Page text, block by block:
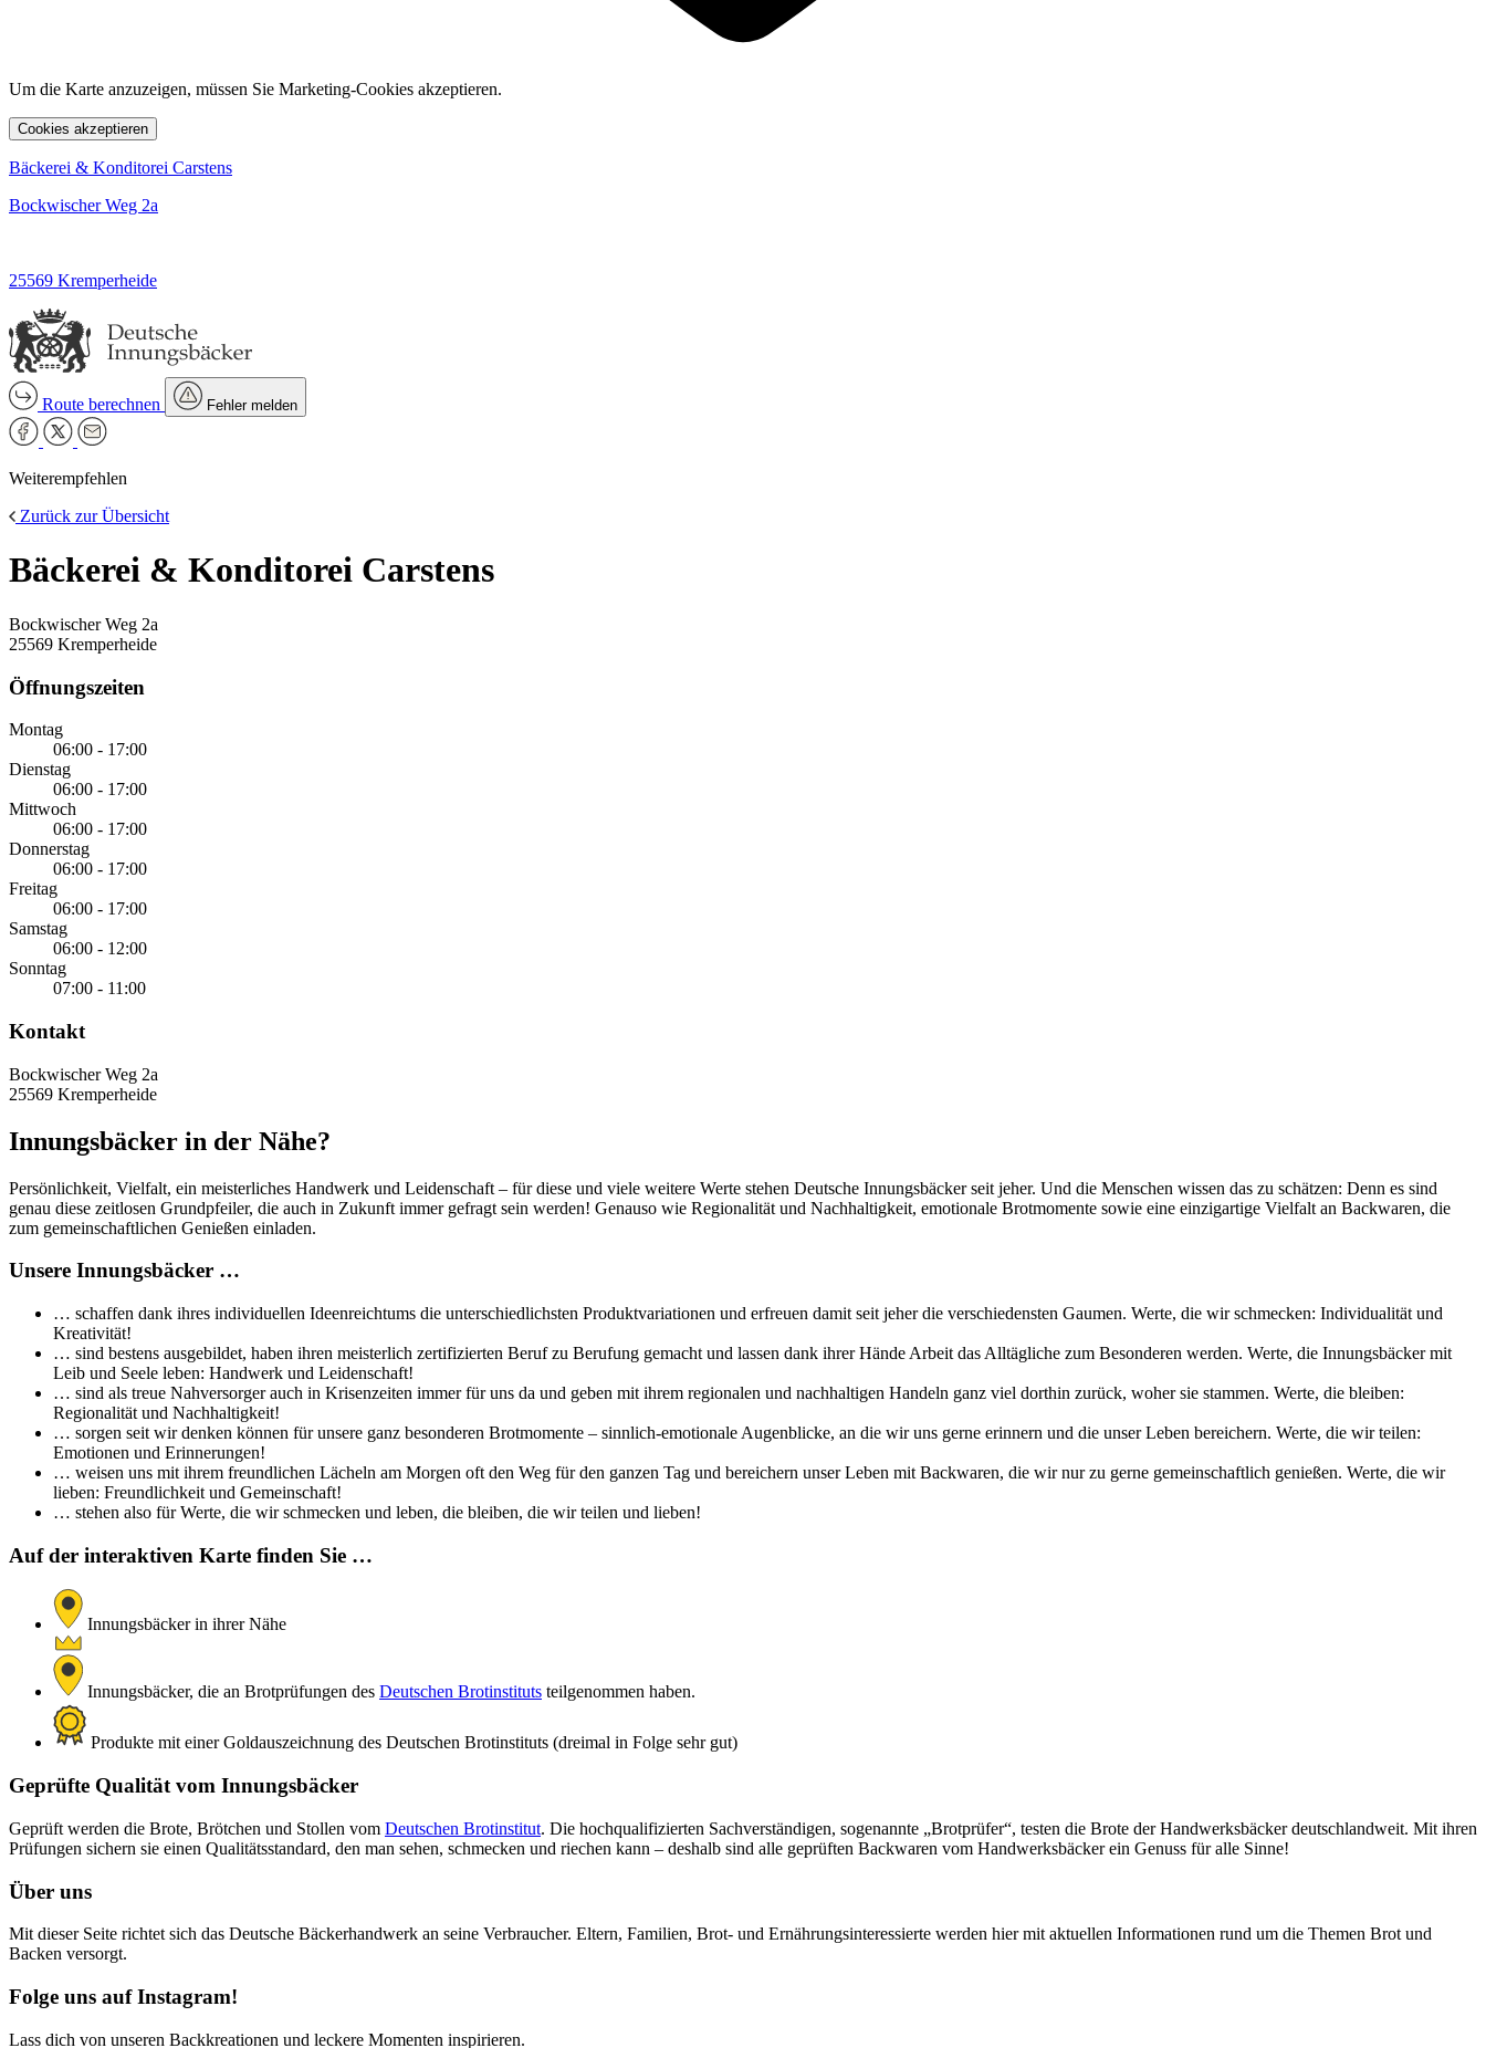
Um die Karte anzuzeigen, müssen Sie Marketing-Cookies akzeptieren.
Cookies akzeptieren
Bäckerei & Konditorei Carstens
Bockwischer Weg 2a
25569 Kremperheide
Route berechnen Fehler melden
Weiterempfehlen
Zurück zur Übersicht
Bäckerei & Konditorei Carstens
Bockwischer Weg 2a
25569 Kremperheide
Öffnungszeiten
Montag
06:00 - 17:00
Dienstag
06:00 - 17:00
Mittwoch
06:00 - 17:00
Donnerstag
06:00 - 17:00
Freitag
06:00 - 17:00
Samstag
06:00 - 12:00
Sonntag
07:00 - 11:00
Kontakt
Bockwischer Weg 2a
25569 Kremperheide
Innungsbäcker in der Nähe?
Persönlichkeit, Vielfalt, ein meisterliches Handwerk und Leidenschaft – für diese und viele weitere Werte stehen Deutsche Innungsbäcker seit jeher. Und die Menschen wissen das zu schätzen: Denn es sind
genau diese zeitlosen Grundpfeiler, die auch in Zukunft immer gefragt sein werden! Genauso wie Regionalität und Nachhaltigkeit, emotionale Brotmomente sowie eine einzigartige Vielfalt an Backwaren, die
zum gemeinschaftlichen Genießen einladen.
Unsere Innungsbäcker …
… schaffen dank ihres individuellen Ideenreichtums die unterschiedlichsten Produktvariationen und erfreuen damit seit jeher die verschiedensten Gaumen. Werte, die wir schmecken: Individualität und
Kreativität!
… sind bestens ausgebildet, haben ihren meisterlich zertifizierten Beruf zu Berufung gemacht und lassen dank ihrer Hände Arbeit das Alltägliche zum Besonderen werden. Werte, die Innungsbäcker mit
Leib und Seele leben: Handwerk und Leidenschaft!
… sind als treue Nahversorger auch in Krisenzeiten immer für uns da und geben mit ihrem regionalen und nachhaltigen Handeln ganz viel dorthin zurück, woher sie stammen. Werte, die bleiben:
Regionalität und Nachhaltigkeit!
… sorgen seit wir denken können für unsere ganz besonderen Brotmomente – sinnlich-emotionale Augenblicke, an die wir uns gerne erinnern und die unser Leben bereichern. Werte, die wir teilen:
Emotionen und Erinnerungen!
… weisen uns mit ihrem freundlichen Lächeln am Morgen oft den Weg für den ganzen Tag und bereichern unser Leben mit Backwaren, die wir nur zu gerne gemeinschaftlich genießen. Werte, die wir
lieben: Freundlichkeit und Gemeinschaft!
… stehen also für Werte, die wir schmecken und leben, die bleiben, die wir teilen und lieben!
Auf der interaktiven Karte finden Sie …
Innungsbäcker in ihrer Nähe
Innungsbäcker, die an Brotprüfungen des Deutschen Brotinstituts teilgenommen haben.
Produkte mit einer Goldauszeichnung des Deutschen Brotinstituts (dreimal in Folge sehr gut)
Geprüfte Qualität vom Innungsbäcker
Geprüft werden die Brote, Brötchen und Stollen vom Deutschen Brotinstitut. Die hochqualifizierten Sachverständigen, sogenannte „Brotprüfer“, testen die Brote der Handwerksbäcker deutschlandweit. Mit ihren
Prüfungen sichern sie einen Qualitätsstandard, den man sehen, schmecken und riechen kann – deshalb sind alle geprüften Backwaren vom Handwerksbäcker ein Genuss für alle Sinne!
Über uns
Mit dieser Seite richtet sich das Deutsche Bäckerhandwerk an seine Verbraucher. Eltern, Familien, Brot- und Ernährungsinteressierte werden hier mit aktuellen Informationen rund um die Themen Brot und
Backen versorgt.
Folge uns auf Instagram!
Lass dich von unseren Backkreationen und leckere Momenten inspirieren.